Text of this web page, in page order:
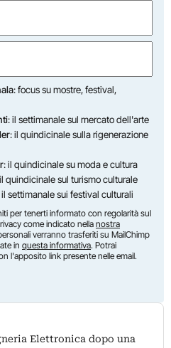
: focus su mostre, festival,
: il settimanale sul mercato dell'arte
: il quindicinale sulla rigenerazione
: il quindicinale su moda e cultura
quindicinale sul turismo culturale
il settimanale sui festival culturali
per tenerti informato con regolarità sul
come indicato nella nostra
verranno trasferiti su MailChimp
in questa informativa. Potrai
l'apposito link presente nelle email.
Elettronica dopo una